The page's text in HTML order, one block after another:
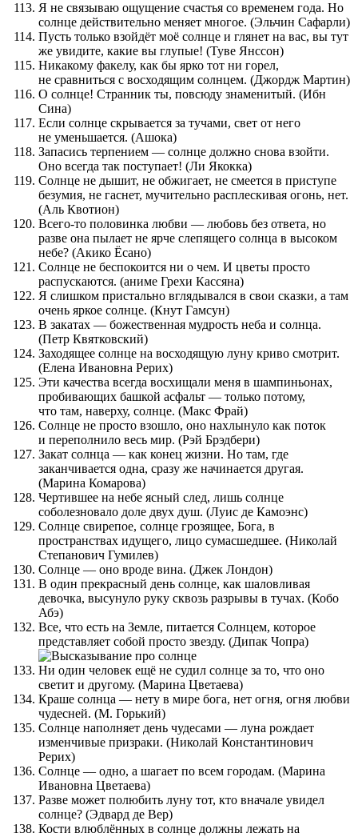
Я не связываю ощущение счастья со временем года. Но
солнце действительно меняет многое. (Эльчин Сафарли)
Пусть только взойдёт моё солнце и глянет на вас, вы тут
же увидите, какие вы глупые! (Туве Янссон)
Никакому факелу, как бы ярко тот ни горел,
не сравниться с восходящим солнцем. (Джордж Мартин)
О солнце! Странник ты, повсюду знаменитый. (Ибн
Сина)
Если солнце скрывается за тучами, свет от него
не уменьшается. (Ашока)
Запасись терпением — солнце должно снова взойти.
Оно всегда так поступает! (Ли Якокка)
Солнце не дышит, не обжигает, не смеется в приступе
безумия, не гаснет, мучительно расплескивая огонь, нет.
(Аль Квотион)
Всего-то половинка любви — любовь без ответа, но
разве она пылает не ярче слепящего солнца в высоком
небе? (Акико Ёсано)
Солнце не беспокоится ни о чем. И цветы просто
распускаются. (аниме Грехи Кассяна)
Я слишком пристально вглядывался в свои сказки, а там
очень яркое солнце. (Кнут Гамсун)
В закатах — божественная мудрость неба и солнца.
(Петр Квятковский)
Заходящее солнце на восходящую луну криво смотрит.
(Елена Ивановна Рерих)
Эти качества всегда восхищали меня в шампиньонах,
пробивающих башкой асфальт — только потому,
что там, наверху, солнце. (Макс Фрай)
Солнце не просто взошло, оно нахлынуло как поток
и переполнило весь мир. (Рэй Брэдбери)
Закат солнца — как конец жизни. Но там, где
заканчивается одна, сразу же начинается другая.
(Марина Комарова)
Чертившее на небе ясный след, лишь солнце
соболезновало доле двух душ. (Луис де Камоэнс)
Солнце свирепое, солнце грозящее, Бога, в
пространствах идущего, лицо сумасшедшее. (Николай
Степанович Гумилев)
Солнце — оно вроде вина. (Джек Лондон)
В один прекрасный день солнце, как шаловливая
девочка, высунуло руку сквозь разрывы в тучах. (Кобо
Абэ)
Все, что есть на Земле, питается Солнцем, которое
представляет собой просто звезду. (Дипак Чопра)
Ни один человек ещё не судил солнце за то, что оно
светит и другому. (Марина Цветаева)
Краше солнца — нету в мире бога, нет огня, огня любви
чудесней. (М. Горький)
Солнце наполняет день чудесами — луна рождает
изменчивые призраки. (Николай Константинович
Рерих)
Солнце — одно, а шагает по всем городам. (Марина
Ивановна Цветаева)
Разве может полюбить луну тот, кто вначале увидел
солнце? (Эдвард де Вер)
Кости влюблённых в солнце должны лежать на